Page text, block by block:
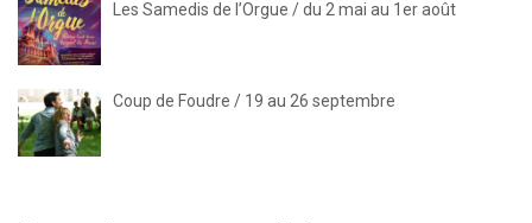
Les Samedis de l’Orgue / du 2 mai au 1er août
Coup de Foudre / 19 au 26 septembre